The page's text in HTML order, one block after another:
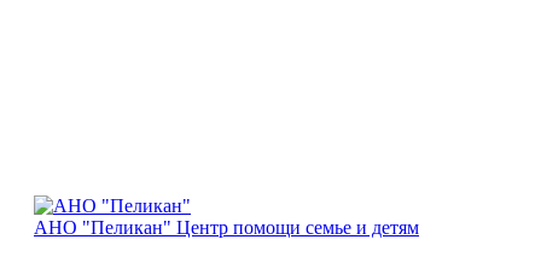
АНО "Пеликан" Центр помощи семье и детям